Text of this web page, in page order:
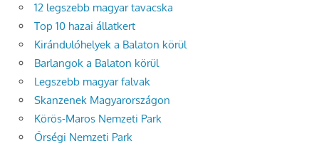
12 legszebb magyar tavacska
Top 10 hazai állatkert
Kirándulóhelyek a Balaton körül
Barlangok a Balaton körül
Legszebb magyar falvak
Skanzenek Magyarországon
Körös-Maros Nemzeti Park
Őrségi Nemzeti Park